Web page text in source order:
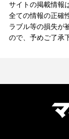
サイトの掲載情報
全ての情報の正確
ラブル等の損失が
ので、予めご了承